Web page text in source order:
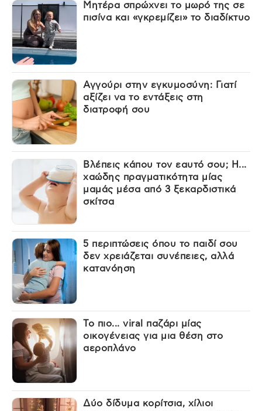
Μητέρα σπρώχνει το μωρό της σε
πισίνα και «γκρεμίζει» το διαδίκτυο
Αγγούρι στην εγκυμοσύνη: Γιατί
αξίζει να το εντάξεις στη
διατροφή σου
Βλέπεις κάπου τον εαυτό σου; Η...
χαώδης πραγματικότητα μίας
μαμάς μέσα από 3 ξεκαρδιστικά
σκίτσα
5 περιπτώσεις όπου το παιδί σου
δεν χρειάζεται συνέπειες, αλλά
κατανόηση
Το πιο... viral παζάρι μίας
οικογένειας για μια θέση στο
αεροπλάνο
Δύο δίδυμα κορίτσια, χίλιοι